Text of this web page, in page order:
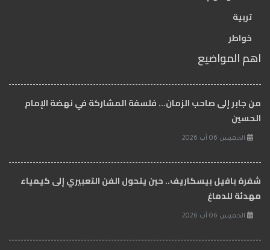
تربية
خواطر
اهم المواضيع
من جابر إلى صاحب الزمان… فلسفة المشاركة في نهضة الإمام
الحسين
الخميس 06 آب 2026
شفرة بافيل بيسكاريف.. حين يتحول الفن التعبيري إلى كيمياء
مهدئة للدماغ
الخميس 06 آب 2026